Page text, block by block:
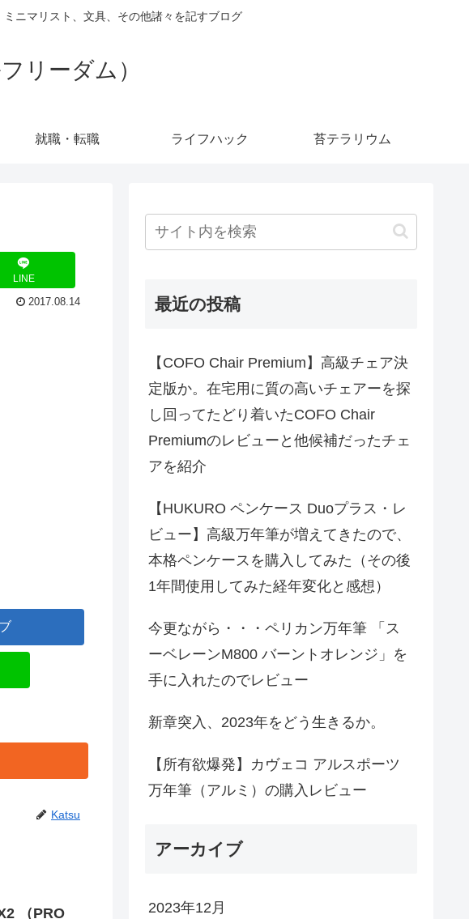
ニマリスト、文具、その他諸々を記すブログ
リーダム）
就職・転職 ライフハック 苔テラリウム
LINE
2017.08.14
Katsu
（PRO
最近の投稿
【COFO Chair Premium】高級チェア決
定版か。在宅用に質の高いチェアーを探
し回ってたどり着いたCOFO Chair
Premiumのレビューと他候補だったチェ
アを紹介
【HUKURO ペンケース Duoプラス・レ
ビュー】高級万年筆が増えてきたので、
本格ペンケースを購入してみた（その後
1年間使用してみた経年変化と感想）
今更ながら・・・ペリカン万年筆 「ス
ーベレーンM800 バーントオレンジ」を
手に入れたのでレビュー
新章突入、2023年をどう生きるか。
【所有欲爆発】カヴェコ アルスポーツ
万年筆（アルミ）の購入レビュー
アーカイブ
2023年12月